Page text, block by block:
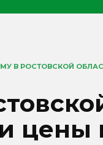
В РОСТОВСКОЙ
цены